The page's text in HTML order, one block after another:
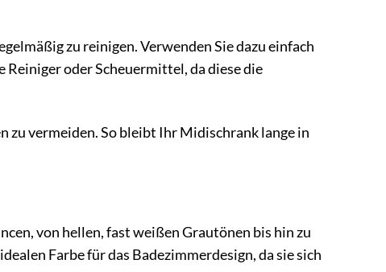
zu reinigen. Verwenden Sie dazu einfach
Reiniger oder Scheuermittel, da diese die
zu vermeiden. So bleibt Ihr Midischrank lange in
von hellen, fast weißen Grautönen bis hin zu
Farbe für das Badezimmerdesign, da sie sich